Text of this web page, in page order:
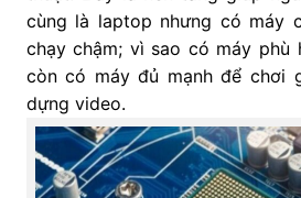
cùng là laptop nhưng có máy
chạy chậm; vì sao có máy phù
còn có máy đủ mạnh để chơi
dựng video.